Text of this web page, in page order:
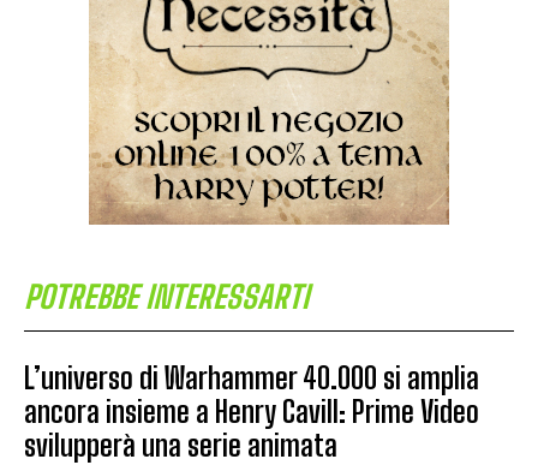
POTREBBE INTERESSARTI
L’universo di Warhammer 40.000 si amplia
ancora insieme a Henry Cavill: Prime Video
svilupperà una serie animata